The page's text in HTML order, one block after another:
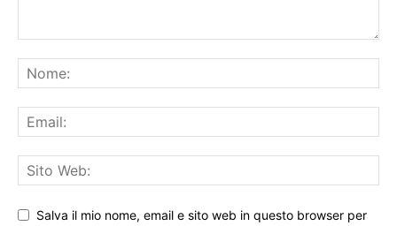
Salva il mio nome, email e sito web in questo browser per